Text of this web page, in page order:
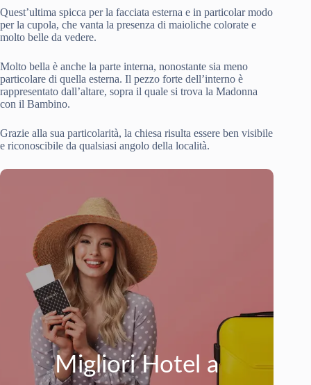
Quest’ultima spicca per la facciata esterna e in particolar modo
per la cupola, che vanta la presenza di maioliche colorate e
molto belle da vedere.
Molto bella è anche la parte interna, nonostante sia meno
particolare di quella esterna. Il pezzo forte dell’interno è
rappresentato dall’altare, sopra il quale si trova la Madonna
con il Bambino.
Grazie alla sua particolarità, la chiesa risulta essere ben visibile
e riconoscibile da qualsiasi angolo della località.
Migliori Hotel a